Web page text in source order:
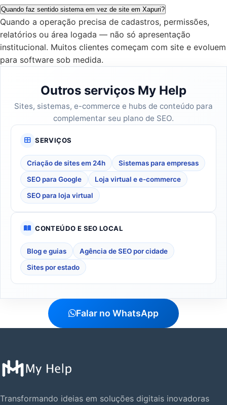
Quando faz sentido sistema em vez de site em Xapuri?
Quando a operação precisa de cadastros, permissões,
relatórios ou área logada — não só apresentação
institucional. Muitos clientes começam com site e evoluem
para software sob medida.
Outros serviços My Help
Sites, sistemas, e-commerce e hubs de conteúdo para
complementar seu plano de SEO.
SERVIÇOS
Criação de sites em 24h Sistemas para empresas
SEO para Google Loja virtual e e-commerce
SEO para loja virtual
CONTEÚDO E SEO LOCAL
Blog e guias Agência de SEO por cidade
Sites por estado
Falar no WhatsApp
Transformando ideias em soluções digitais inovadoras